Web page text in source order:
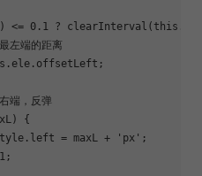
<= 0.1 ? clearInterval( this
左端的距离
.ele.offsetLeft;
端，反弹
{
= maxL + 'px' ;
;